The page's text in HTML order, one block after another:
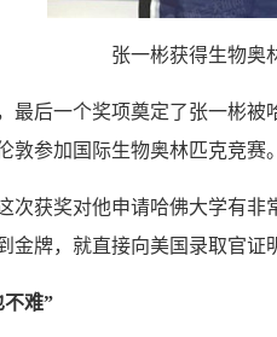
张一彬获得生物奥
后一个奖项奠定了张一彬被
敦参加国际生物奥林匹克竞赛
获奖对他申请哈佛大学有非
金牌，就直接向美国录取官证
不难”